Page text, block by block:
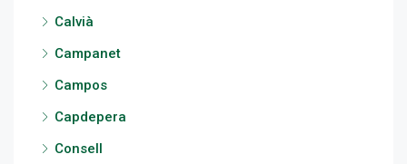
Calvià
Campanet
Campos
Capdepera
Consell